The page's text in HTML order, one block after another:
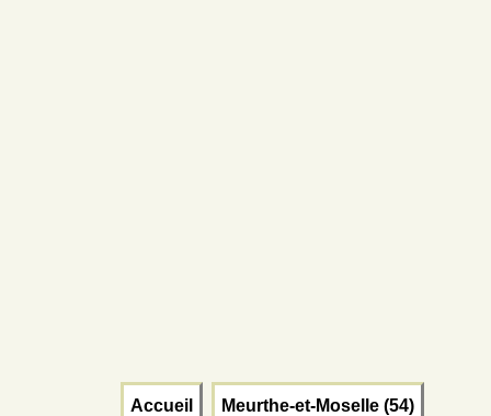
Accueil Meurthe-et-Moselle (54)